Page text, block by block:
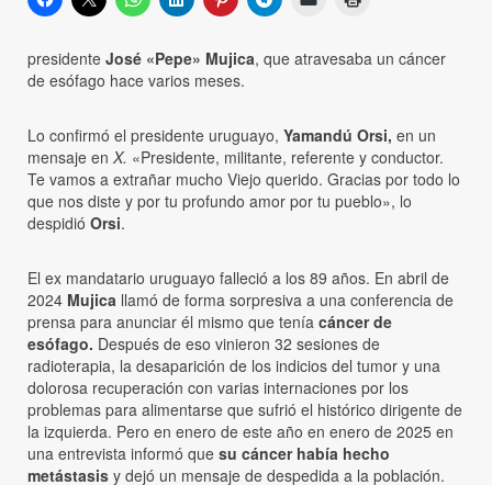
presidente José «Pepe» Mujica, que atravesaba un cáncer
de esófago hace varios meses.
Lo confirmó el presidente uruguayo, Yamandú Orsi, en un
mensaje en X. «Presidente, militante, referente y conductor.
Te vamos a extrañar mucho Viejo querido. Gracias por todo lo
que nos diste y por tu profundo amor por tu pueblo», lo
despidió Orsi.
El ex mandatario uruguayo falleció a los 89 años. En abril de
2024 Mujica llamó de forma sorpresiva a una conferencia de
prensa para anunciar él mismo que tenía cáncer de
esófago. Después de eso vinieron 32 sesiones de
radioterapia, la desaparición de los indicios del tumor y una
dolorosa recuperación con varias internaciones por los
problemas para alimentarse que sufrió el histórico dirigente de
la izquierda. Pero en enero de este año en enero de 2025 en
una entrevista informó que su cáncer había hecho
metástasis y dejó un mensaje de despedida a la población.